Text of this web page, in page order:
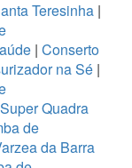
Teresinha|
| Conserto
na Sé |
Quadra
de
da Barra